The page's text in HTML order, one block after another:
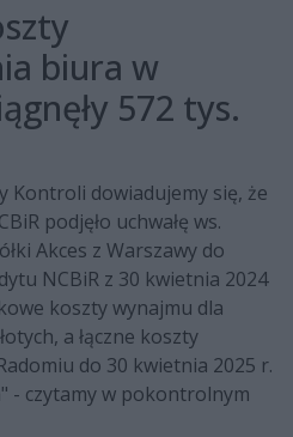
biura w
572 tys.
Kontroli dowiadujemy się, że
podjęło uchwałę ws.
Akces z Warszawy do
NCBiR z 30 kwietnia 2024
koszty wynajmu dla
a łączne koszty
do 30 kwietnia 2025 r.
- czytamy w pokontrolnym